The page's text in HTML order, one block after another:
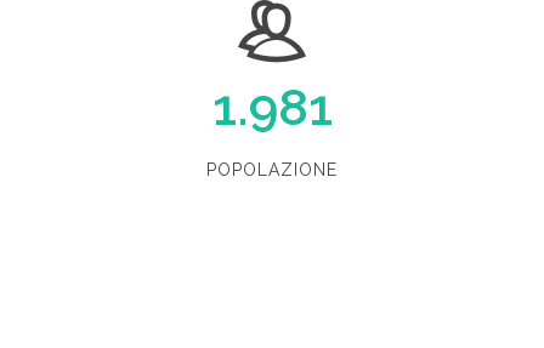
1.981
POPOLAZIONE